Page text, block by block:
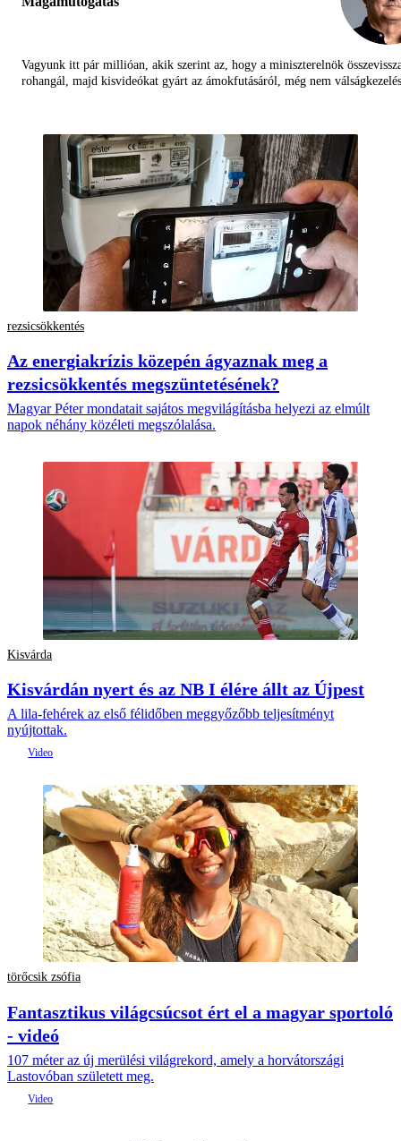
Vagyunk itt pár millióan, akik szerint az, hogy a miniszterelnök
rohangál, majd kisvideókat gyárt az ámokfutásáról, még nem
rezsicsökkentés
Az energiakrízis közepén ágyaznak meg a
rezsicsökkentés megszüntetésének?
Magyar Péter mondatait sajátos megvilágításba helyezi az elmúlt
napok néhány közéleti megszólalása.
Kisvárda
Kisvárdán nyert és az NB I élére állt az Újpest
A lila-fehérek az első félidőben meggyőzőbb teljesítményt
nyújtottak.
törőcsik zsófia
Fantasztikus világcsúcsot ért el a magyar sportoló
- videó
107 méter az új merülési világrekord, amely a horvátországi
Lastovóban született meg.